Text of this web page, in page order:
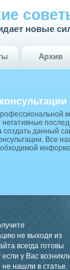
новые
Архив
данный
Все
не выходя из
всегда готовы
у Вас
нашли в статье.